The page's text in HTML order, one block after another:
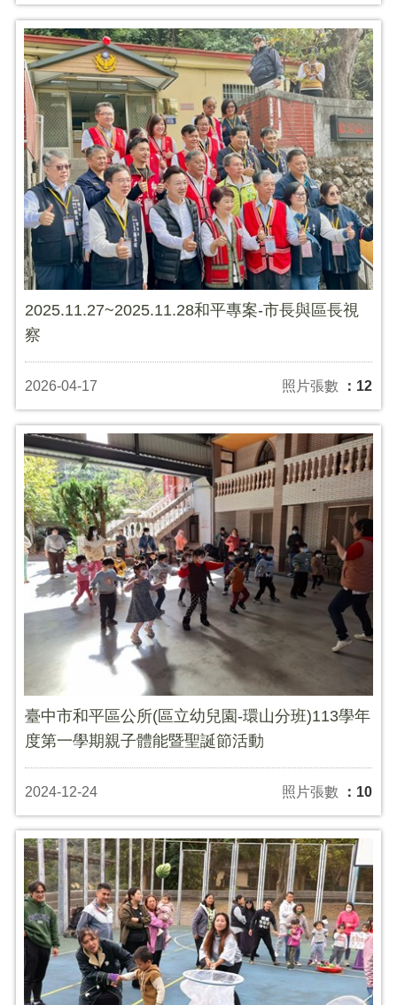
2025.11.27~2025.11.28和平專案-市長與區長視
察
2026-04-17 照片張數 ：12
臺中市和平區公所(區立幼兒園-環山分班)113學年
度第一學期親子體能暨聖誕節活動
2024-12-24 照片張數 ：10